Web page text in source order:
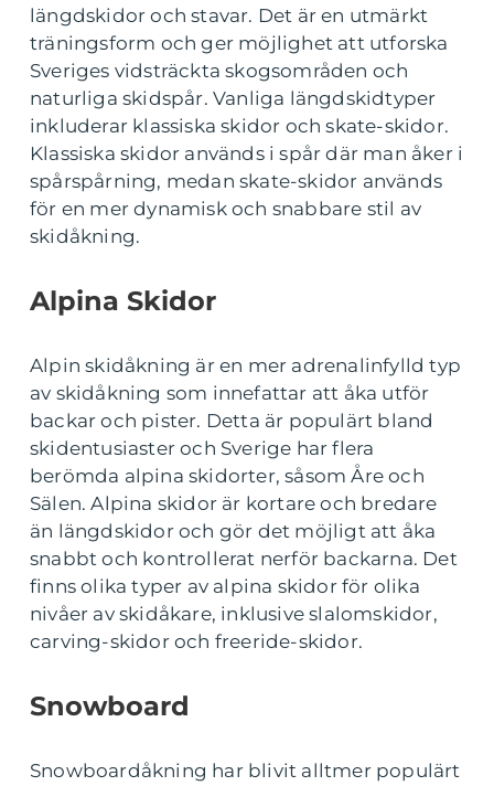
längdskidor och stavar. Det är en utmärkt
träningsform och ger möjlighet att utforska
Sveriges vidsträckta skogsområden och
naturliga skidspår. Vanliga längdskidtyper
inkluderar klassiska skidor och skate-skidor.
Klassiska skidor används i spår där man åker i
spårspårning, medan skate-skidor används
för en mer dynamisk och snabbare stil av
skidåkning.
Alpina Skidor
Alpin skidåkning är en mer adrenalinfylld typ
av skidåkning som innefattar att åka utför
backar och pister. Detta är populärt bland
skidentusiaster och Sverige har flera
berömda alpina skidorter, såsom Åre och
Sälen. Alpina skidor är kortare och bredare
än längdskidor och gör det möjligt att åka
snabbt och kontrollerat nerför backarna. Det
finns olika typer av alpina skidor för olika
nivåer av skidåkare, inklusive slalomskidor,
carving-skidor och freeride-skidor.
Snowboard
Snowboardåkning har blivit alltmer populärt